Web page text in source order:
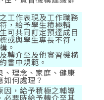
工作表現及工作職務
，給予學生積極輔
可共同訂定預達成目
或與學生專長不符，
。
轉介至及他實習機構
書中規範。
、理念、家庭、健康
何處理？
因，給予積極之輔導
必要時給予轉介至其